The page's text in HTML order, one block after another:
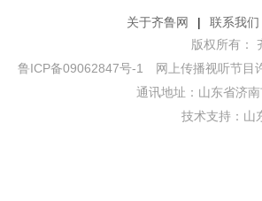
关于齐鲁网 |
联系我们
版权所有：
鲁ICP备09062847号-1
网上传播视听节目
通讯地址：山东省济
技术支持： 山